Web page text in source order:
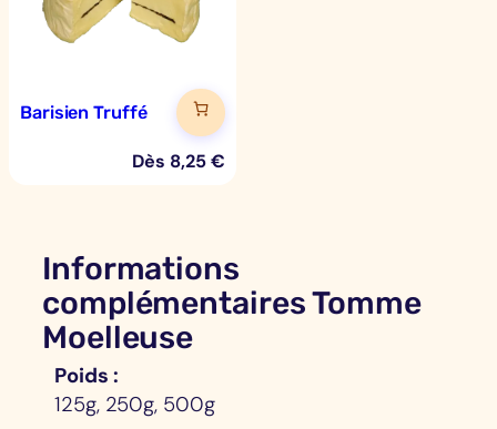
Barisien Truffé
Dès 8,25€
Informations
complémentaires Tomme
Moelleuse
Poids
125g, 250g, 500g